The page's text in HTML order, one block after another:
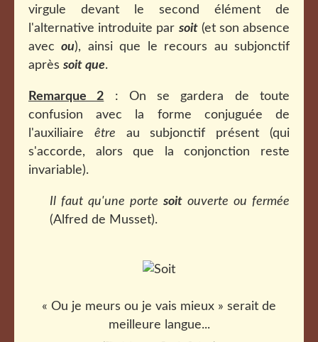
virgule devant le second élément de
l'alternative introduite par soit(et son absence
avecou), ainsi que le recours au subjonctif
après soit que.
Remarque 2 : On se gardera de toute
confusion avec la forme conjuguée de
l'auxiliaire être au subjonctif présent (qui
s'accorde, alors que la conjonction reste
invariable).
Il faut qu'une porte soit ouverte ou fermée
(Alfred de Musset).
« Ou je meurs ou je vais mieux » serait de
meilleure langue...